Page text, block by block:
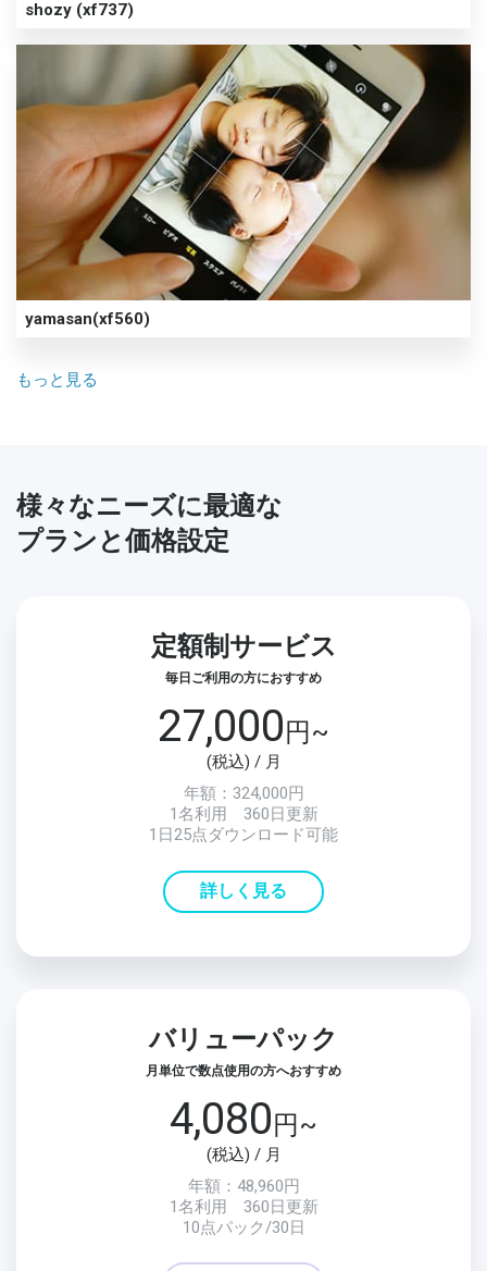
shozy (xf737)
yamasan(xf560)
もっと見る
様々なニーズに最適な
プランと価格設定
定額制サービス
毎日ご利用の方におすすめ
27,000 円~
(税込) / 月
年額：324,000円
1名利用 360日更新
1日25点ダウンロード可能
詳しく見る
バリューパック
月単位で数点使用の方へおすすめ
4,080円~
(税込) / 月
年額：48,960円
1名利用 360日更新
10点パック/30日